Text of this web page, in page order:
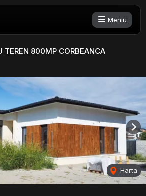
Meniu
TEREN 800MP CORBEANCA
Harta